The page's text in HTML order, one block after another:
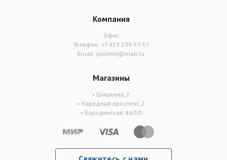
Компания
Офис
Телефон: +7 423 239-57-57
Email: polimet@mail.ru
Магазины
• Шишкина, 2
• Народный проспект, 2
• Бородинская, 46/50